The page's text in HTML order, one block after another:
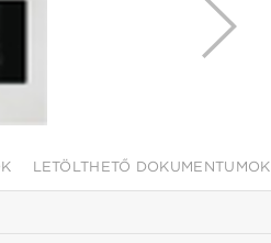
LETÖLTHETŐ DOKUMENTUMOK